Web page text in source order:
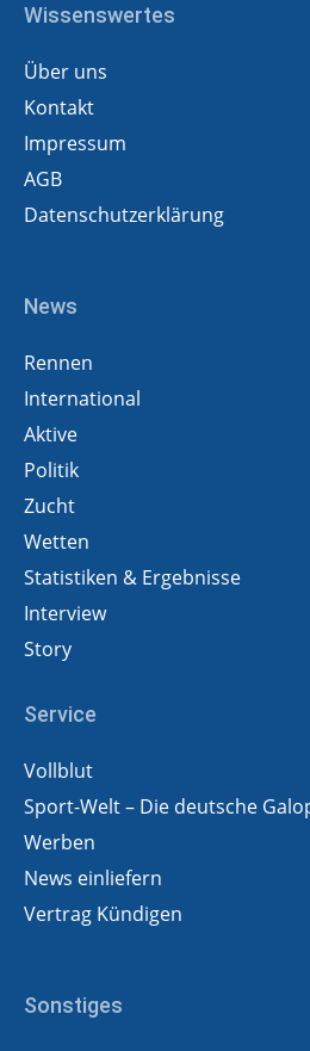
Wissenswertes
Über uns
Kontakt
Impressum
AGB
Datenschutzerklärung
News
Rennen
International
Aktive
Politik
Zucht
Wetten
Statistiken & Ergebnisse
Interview
Story
Service
Vollblut
Sport-Welt – Die deutsche
Werben
News einliefern
Vertrag Kündigen
Sonstiges